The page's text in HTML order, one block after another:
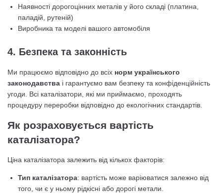
Наявності дорогоцінних металів у його складі (платина,
паладій, рутеній)
Виробника та моделі вашого автомобіля
4. Безпека та законність
Ми працюємо відповідно до всіх норм українського
законодавства і гарантуємо вам безпеку та конфіденційність
угоди. Всі каталізатори, які ми приймаємо, проходять
процедуру переробки відповідно до екологічних стандартів.
Як розраховується вартість
каталізатора?
Ціна каталізатора залежить від кількох факторів:
Тип каталізатора: вартість може варіюватися залежно від
того, чи є у ньому рідкісні або дорогі метали.